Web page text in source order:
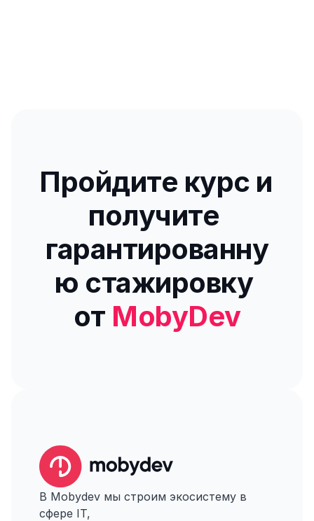
Пройдите курс и
получите
гарантированну
ю стажировку
от MobyDev
В Mobydev мы строим экосистему в
сфере IT,